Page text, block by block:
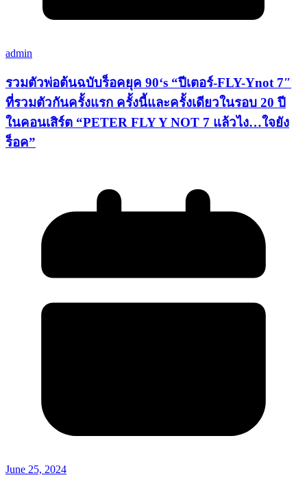
admin
รวมตัวพ่อต้นฉบับร็อคยุค 90‘s “ปีเตอร์-FLY-Ynot 7″
ที่รวมตัวกันครั้งแรก ครั้งนี้และครั้งเดียวในรอบ 20 ปี
ในคอนเสิร์ต “PETER FLY Y NOT 7 แล้วไง…ใจยัง
ร็อค”
June 25, 2024